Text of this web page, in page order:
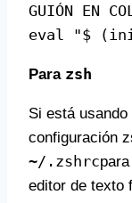
GUIÓN EN
eval "$
Para zsh
Si está usando
configuración
~/.zshrc
editor de texto